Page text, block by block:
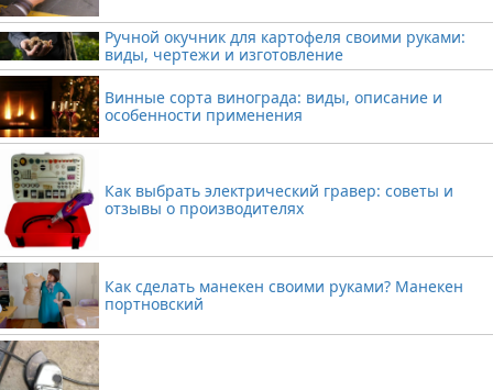
Ручной окучник для картофеля своими руками:
виды, чертежи и изготовление
Винные сорта винограда: виды, описание и
особенности применения
Как выбрать электрический гравер: советы и
отзывы о производителях
Как сделать манекен своими руками? Манекен
портновский